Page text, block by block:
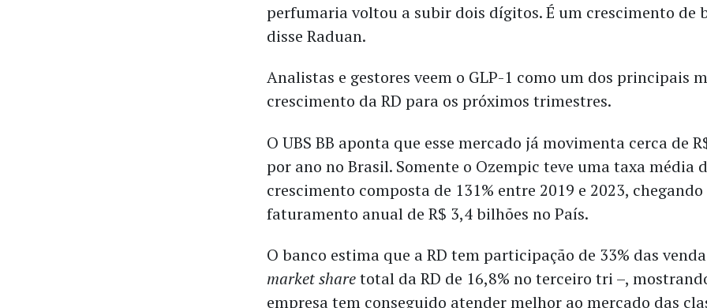
perfumaria voltou a subir dois dígitos. É um crescimento de
disse Raduan.
Analistas e gestores veem o GLP-1 como um dos principais
crescimento da RD para os próximos trimestres.
O UBS BB aponta que esse mercado já movimenta cerca de
por ano no Brasil. Somente o Ozempic teve uma taxa média
crescimento composta de 131% entre 2019 e 2023,
faturamento anual de R$ 3,4 bilhões no País.
O banco estima que a RD tem participação de 33% das
market sharetotal da RD de 16,8% no terceiro tri –,
empresa tem conseguido atender melhor ao mercado das